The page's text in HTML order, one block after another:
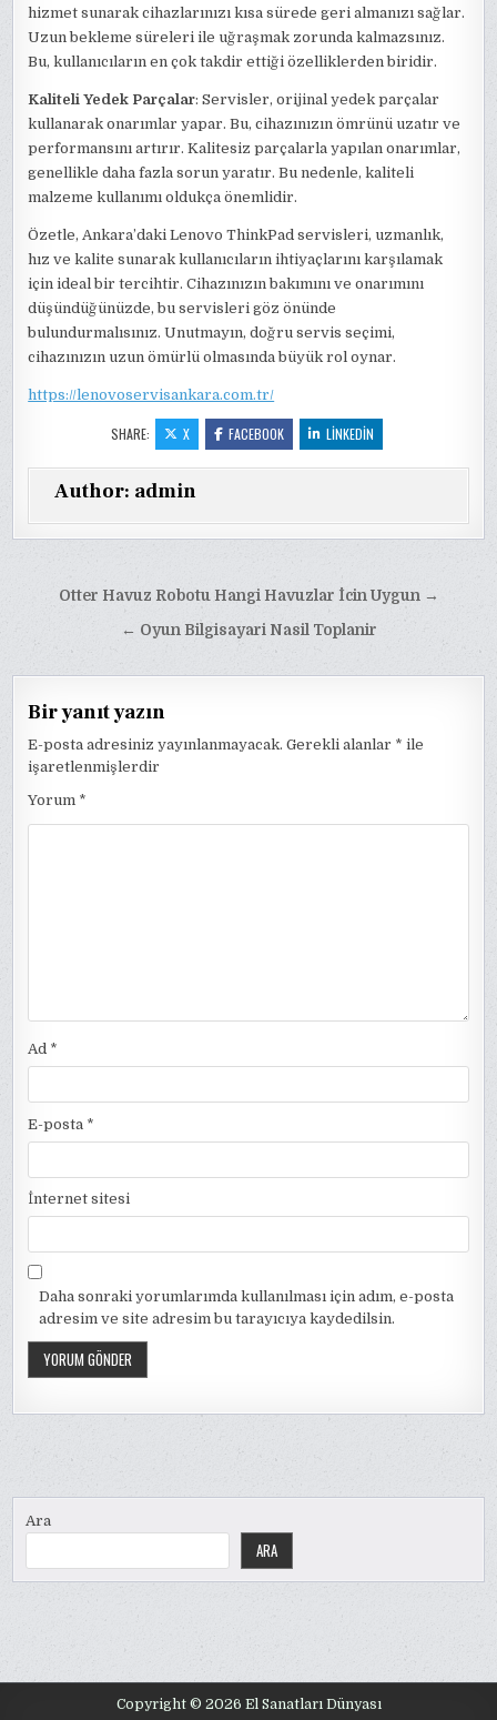
hizmet sunarak cihazlarınızı kısa sürede geri almanızı sağlar.
Uzun bekleme süreleri ile uğraşmak zorunda kalmazsınız.
Bu, kullanıcıların en çok takdir ettiği özelliklerden biridir.
Kaliteli Yedek Parçalar: Servisler, orijinal yedek parçalar
kullanarak onarımlar yapar. Bu, cihazınızın ömrünü uzatır ve
performansını artırır. Kalitesiz parçalarla yapılan onarımlar,
genellikle daha fazla sorun yaratır. Bu nedenle, kaliteli
malzeme kullanımı oldukça önemlidir.
Özetle, Ankara’daki Lenovo ThinkPad servisleri, uzmanlık,
hız ve kalite sunarak kullanıcıların ihtiyaçlarını karşılamak
için ideal bir tercihtir. Cihazınızın bakımını ve onarımını
düşündüğünüzde, bu servisleri göz önünde
bulundurmalısınız. Unutmayın, doğru servis seçimi,
cihazınızın uzun ömürlü olmasında büyük rol oynar.
https://lenovoservisankara.com.tr/
SHARE: X FACEBOOK LINKEDIN
Author: admin
Yazı
gezinmesi
Otter Havuz Robotu Hangi Havuzlar İcin Uygun →
← Oyun Bilgisayari Nasil Toplanir
Bir yanıt yazın
E-posta adresiniz yayınlanmayacak. Gerekli alanlar * ile
işaretlenmişlerdir
Yorum *
Ad *
E-posta *
İnternet sitesi
Daha sonraki yorumlarımda kullanılması için adım, e-posta
adresim ve site adresim bu tarayıcıya kaydedilsin.
Ara
ARA
Copyright © 2026 El Sanatları Dünyası